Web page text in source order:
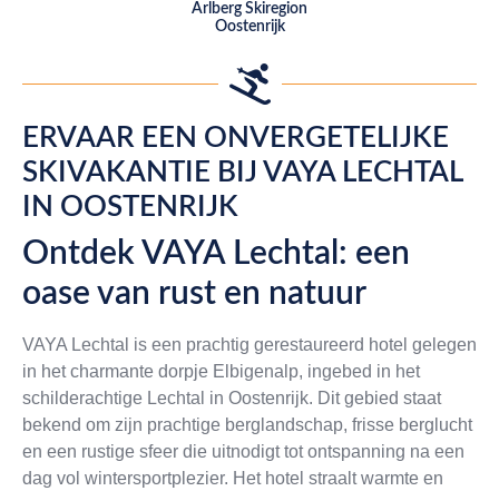
Arlberg Skiregion
Oostenrijk
ERVAAR EEN ONVERGETELIJKE
SKIVAKANTIE BIJ VAYA LECHTAL
IN OOSTENRIJK
Ontdek VAYA Lechtal: een
oase van rust en natuur
VAYA Lechtal is een prachtig gerestaureerd hotel gelegen
in het charmante dorpje Elbigenalp, ingebed in het
schilderachtige Lechtal in Oostenrijk. Dit gebied staat
bekend om zijn prachtige berglandschap, frisse berglucht
en een rustige sfeer die uitnodigt tot ontspanning na een
dag vol wintersportplezier. Het hotel straalt warmte en